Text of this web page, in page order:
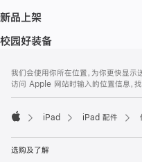
新品上架
校园好装备
页
页
脚
注
我们会使用你所在位置，为你更快显示
访问 Apple 网站时输入的位置信息，找
iPad iPad 配件
选购及了解